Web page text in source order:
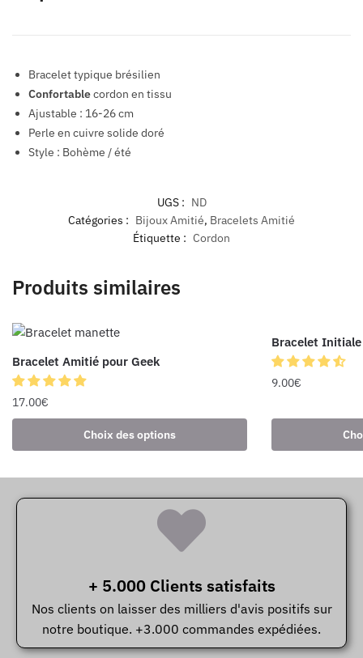
Bracelet typique brésilien
Confortablecordon en tissu
Ajustable : 16-26 cm
Perle en cuivre solide doré
Style : Bohème / été
UGS : ND
Catégories : Bijoux Amitié, Bracelets Amitié
Étiquette : Cordon
Produits similaires
Bracelet Amitié pour Geek
17.00€
Choix des options
Bracelet
9.00€
+ 5.000 Clients satisfaits
Nos clients on laisser des milliers d'avis positifs sur
notre boutique. +3.000 commandes expédiées.